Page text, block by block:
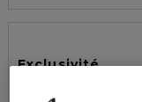
Exclusivité